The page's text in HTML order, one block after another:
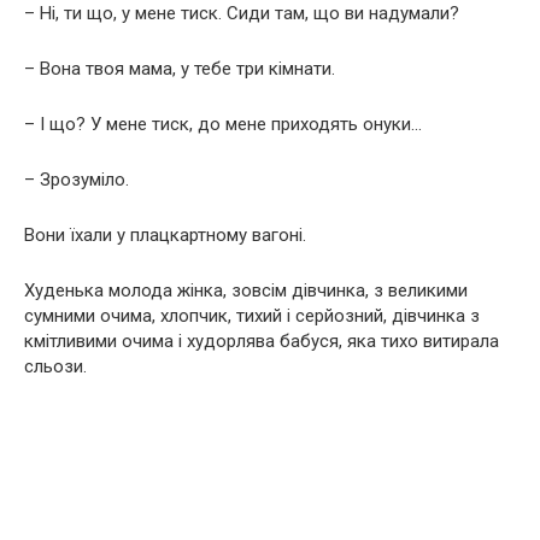
– Ні, ти що, у мене тиск. Сиди там, що ви надумали?
– Вона твоя мама, у тебе три кімнати.
– І що? У мене тиск, до мене приходять онуки…
– Зрозуміло.
Вони їхали у плацкартному вагоні.
Худенька молода жінка, зовсім дівчинка, з великими
сумними очима, хлопчик, тихий і серйозний, дівчинка з
кмітливими очима і худорлява бабуся, яка тихо витирала
сльози.